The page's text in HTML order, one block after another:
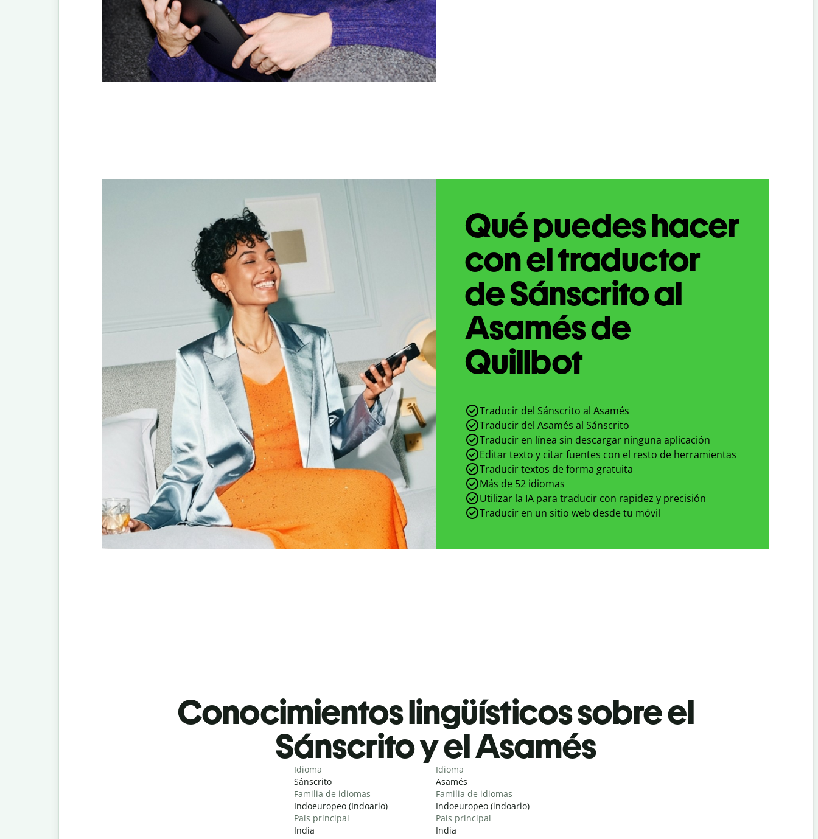
Qué puedes hacer
con el traductor
de Sánscrito al
Asamés de
Quillbot
Traducir del Sánscrito al Asamés
Traducir del Asamés al Sánscrito
Traducir en línea sin descargar ninguna aplicación
Editar texto y citar fuentes con el resto de herramientas
Traducir textos de forma gratuita
Más de 52 idiomas
Utilizar la IA para traducir con rapidez y precisión
Traducir en un sitio web desde tu móvil
Conocimientos lingüísticos sobre el
Sánscrito y el Asamés
Idioma
Sánscrito
Familia de idiomas
Indoeuropeo (Indoario)
País principal
India
Idioma
Asamés
Familia de idiomas
Indoeuropeo (indoario)
País principal
India